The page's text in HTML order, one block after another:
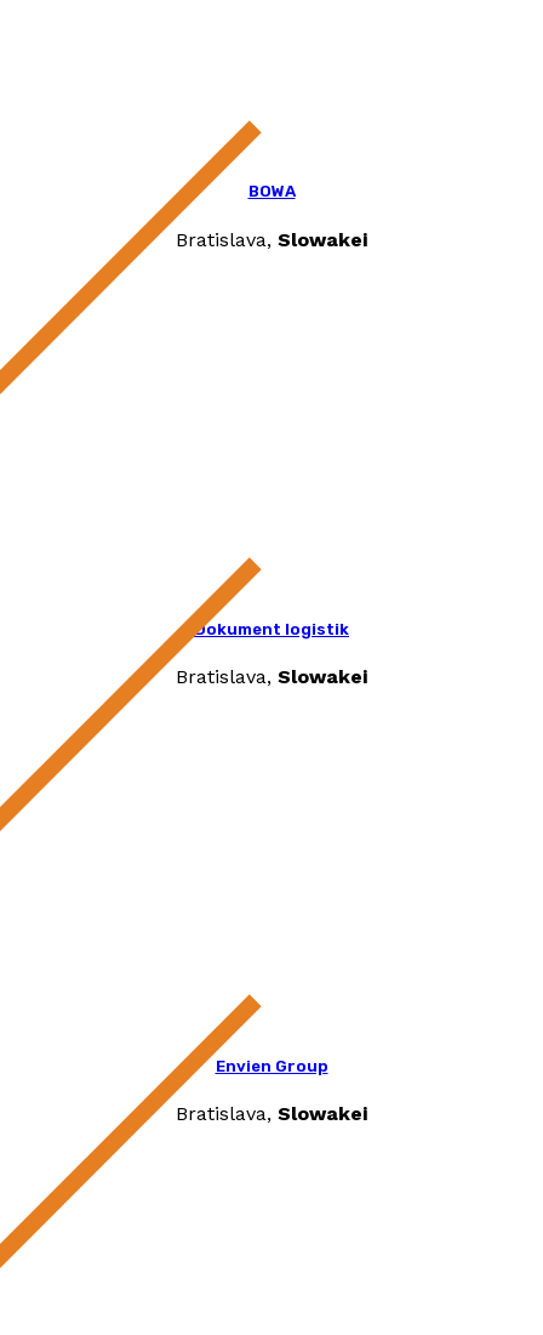
BOWA
Bratislava, Slowakei
Dokument logistik
Bratislava, Slowakei
Envien Group
Bratislava, Slowakei